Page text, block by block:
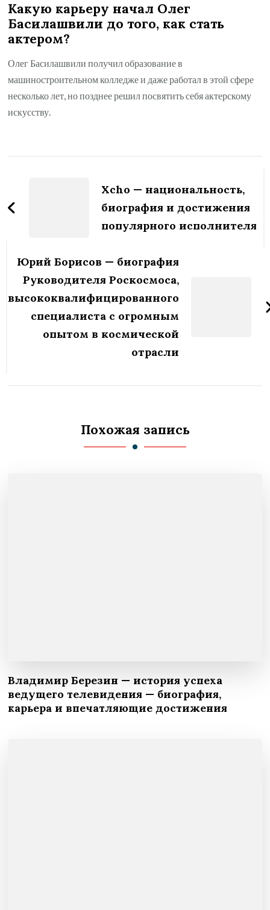
Какую карьеру начал Олег
Басилашвили до того, как стать
актером?
Олег Басилашвили получил образование в
машиностроительном колледже и даже работал в этой сфере
несколько лет, но позднее решил посвятить себя актерскому
искусству.
записям
Xcho — национальность,
биография и достижения
популярного исполнителя
Юрий Борисов — биография
Руководителя Роскосмоса,
высококвалифицированного
специалиста с огромным
опытом в космической
отрасли
Похожая запись
Владимир Березин — история успеха
ведущего телевидения — биография,
карьера и впечатляющие достижения